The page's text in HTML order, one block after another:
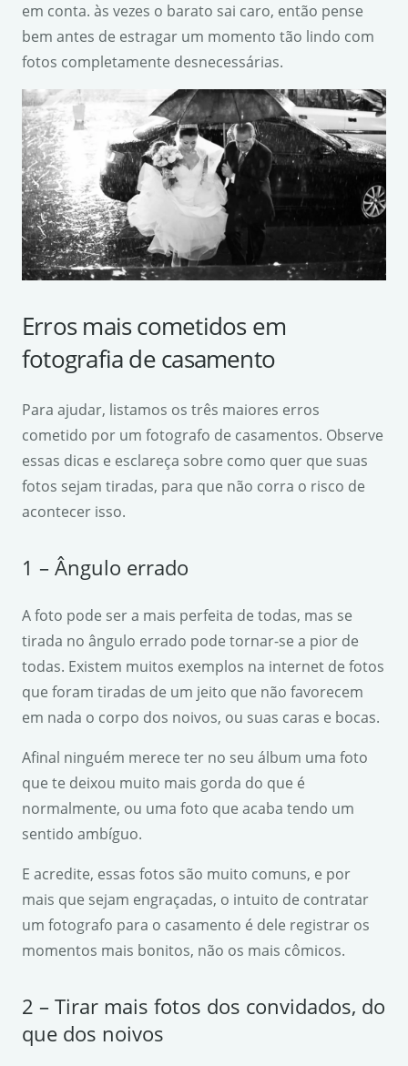
em conta. às vezes o barato sai caro, então pense
bem antes de estragar um momento tão lindo com
fotos completamente desnecessárias.
Erros mais cometidos em
fotografia de casamento
Para ajudar, listamos os três maiores erros
cometido por um fotografo de casamentos. Observe
essas dicas e esclareça sobre como quer que suas
fotos sejam tiradas, para que não corra o risco de
acontecer isso.
1 – Ângulo errado
A foto pode ser a mais perfeita de todas, mas se
tirada no ângulo errado pode tornar-se a pior de
todas. Existem muitos exemplos na internet de fotos
que foram tiradas de um jeito que não favorecem
em nada o corpo dos noivos, ou suas caras e bocas.
Afinal ninguém merece ter no seu álbum uma foto
que te deixou muito mais gorda do que é
normalmente, ou uma foto que acaba tendo um
sentido ambíguo.
E acredite, essas fotos são muito comuns, e por
mais que sejam engraçadas, o intuito de contratar
um fotografo para o casamento é dele registrar os
momentos mais bonitos, não os mais cômicos.
2 – Tirar mais fotos dos convidados, do
que dos noivos